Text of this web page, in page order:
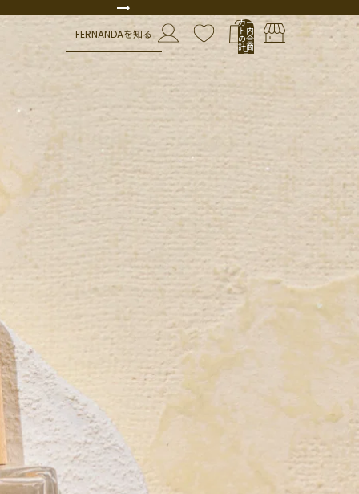
FERNANDAを知る
カー
ト内
の合
計商
品
数: